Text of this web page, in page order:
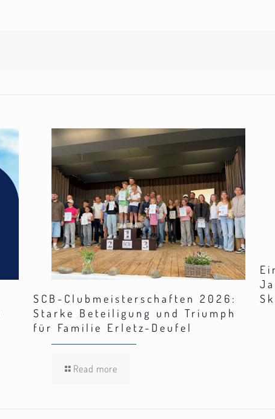
SCB-Clubmeisterschaften 2026:
Starke Beteiligung und Triumph
für Familie Erletz-Deufel
Read more